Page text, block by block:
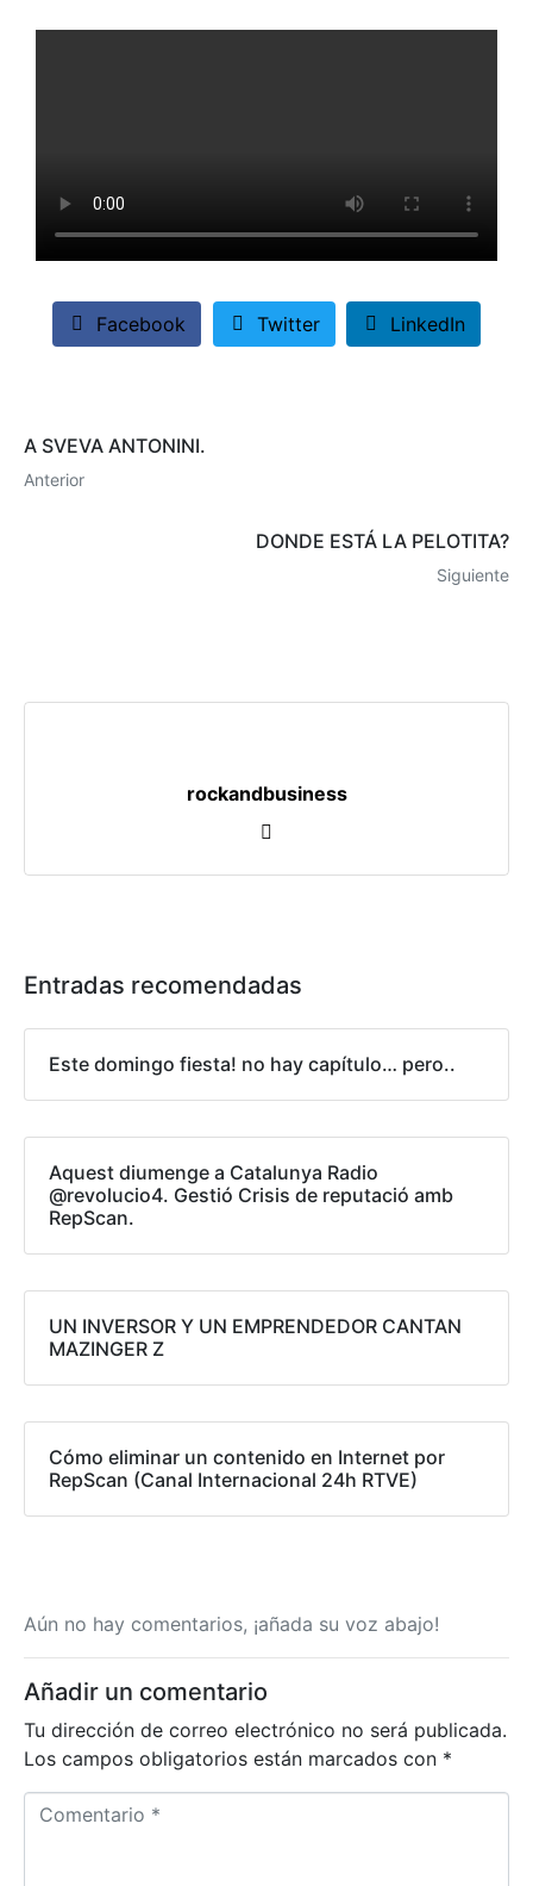
Facebook Twitter LinkedIn
A SVEVA ANTONINI.
Anterior
DONDE ESTÁ LA PELOTITA?
Siguiente
rockandbusiness
Entradas recomendadas
Este domingo fiesta! no hay capítulo… pero..
Aquest diumenge a Catalunya Radio
@revolucio4. Gestió Crisis de reputació amb
RepScan.
UN INVERSOR Y UN EMPRENDEDOR CANTAN
MAZINGER Z
Cómo eliminar un contenido en Internet por
RepScan (Canal Internacional 24h RTVE)
Aún no hay comentarios, ¡añada su voz abajo!
Añadir un comentario
Tu dirección de correo electrónico no será publicada.
Los campos obligatorios están marcados con *